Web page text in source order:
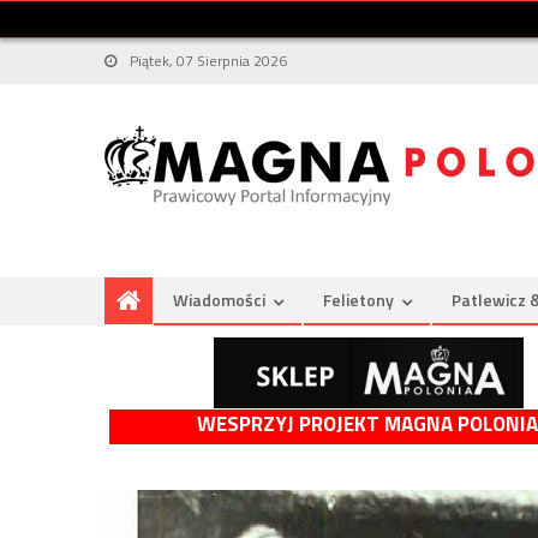
Piątek, 07 Sierpnia 2026
Wiadomości Felietony Patlewicz
WESPRZYJ PROJEKT MAGNA POLONIA